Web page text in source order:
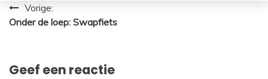
Bericht
navigatie
Vorige:
Onder de loep: Swapfiets
Geef een reactie